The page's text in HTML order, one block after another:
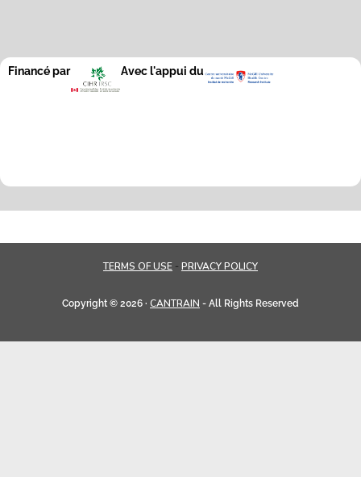
Financé par Avec l'appui du
TERMS OF USE - PRIVACY POLICY
Copyright © 2026 · CANTRAIN - All Rights Reserved